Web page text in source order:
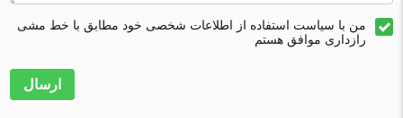
من با سیاست استفاده از اطلاعات شخصی خود مطابق با خط مشی
رازداری موافق هستم
ارسال